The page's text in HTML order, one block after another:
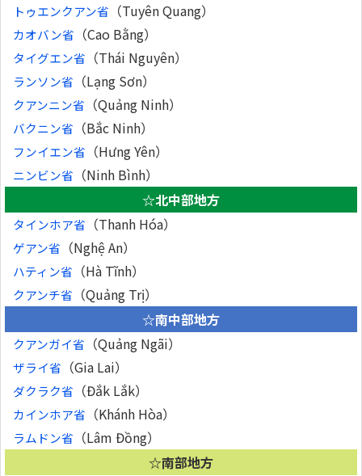
トゥエンクアン省 （Tuyên Quang）
カオバン省 （Cao Bằng）
タイグエン省 （Thái Nguyên）
ランソン省 （Lạng Sơn）
クアンニン省 （Quảng Ninh）
バクニン省 （Bắc Ninh）
フンイエン省 （Hưng Yên）
ニンビン省 （Ninh Bình）
☆北中部地方
タインホア省 （Thanh Hóa）
ゲアン省 （Nghệ An）
ハティン省 （Hà Tĩnh）
クアンチ省 （Quảng Trị）
☆南中部地方
クアンガイ省 （Quảng Ngãi）
ザライ省 （Gia Lai）
ダクラク省 （Đắk Lắk）
カインホア省 （Khánh Hòa）
ラムドン省 （Lâm Đồng）
☆南部地方